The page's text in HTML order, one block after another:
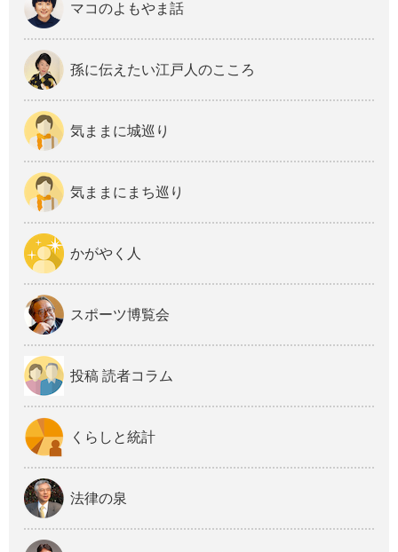
マコのよもやま話
孫に伝えたい江戸人のこころ
気ままに城巡り
気ままにまち巡り
かがやく人
スポーツ博覧会
投稿 読者コラム
くらしと統計
法律の泉